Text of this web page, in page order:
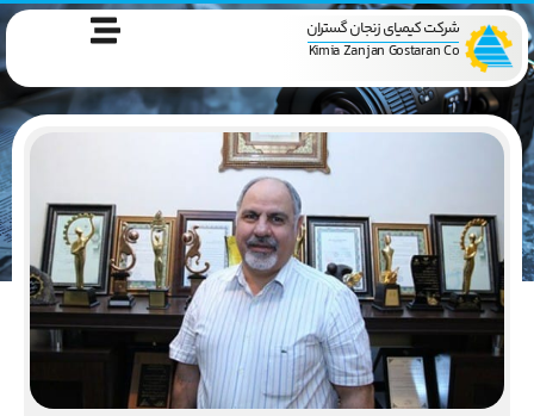
شرکت کیمیای زنجان گستران
Kimia Zanjan Gostaran Co